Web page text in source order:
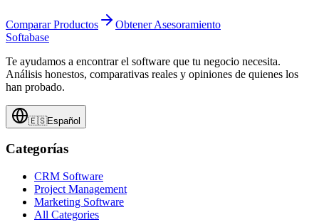
Comparar Productos
Obtener Asesoramiento
Softabase
Te ayudamos a encontrar el software que tu negocio necesita.
Análisis honestos, comparativas reales y opiniones de quienes los
han probado.
🇪🇸Español
Categorías
CRM Software
Project Management
Marketing Software
All Categories